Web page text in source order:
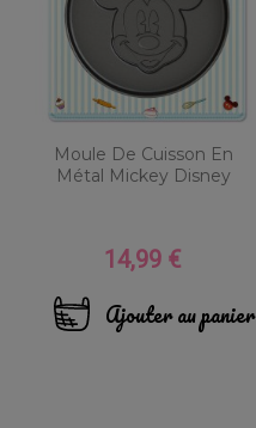
Moule De Cuisson En
Métal Mickey Disney
Prix
14,99 €
Ajouter au panier